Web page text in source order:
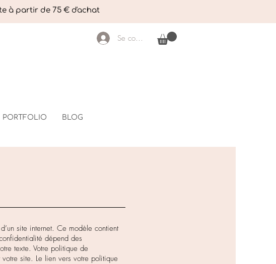
à partir de 75 € d'achat
Se connecter
PORTFOLIO BLOG
site internet. Ce modèle contient
dépend des
texte. Votre politique de
site. Le lien vers votre politique